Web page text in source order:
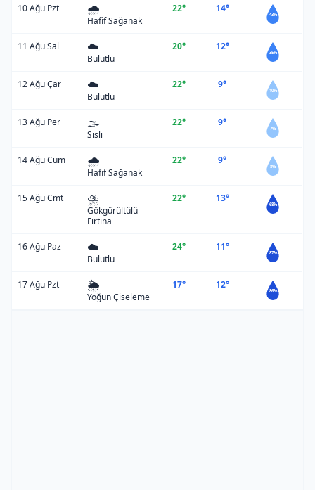
10 Ağu Pzt 🌧️
Hafif Sağanak
22° 14°
43%
11 Ağu Sal ☁️
Bulutlu
20° 12°
35%
12 Ağu Çar ☁️
Bulutlu
22° 9°
10%
13 Ağu Per 🌫️
Sisli
22° 9°
7%
14 Ağu Cum 🌧️
Hafif Sağanak
22° 9°
8%
15 Ağu Cmt ⛈️
Gökgürültülü
Fırtına
22° 13°
68%
16 Ağu Paz ☁️
Bulutlu
24° 11°
87%
17 Ağu Pzt 🌦️
Yoğun Çiseleme
17° 12°
86%